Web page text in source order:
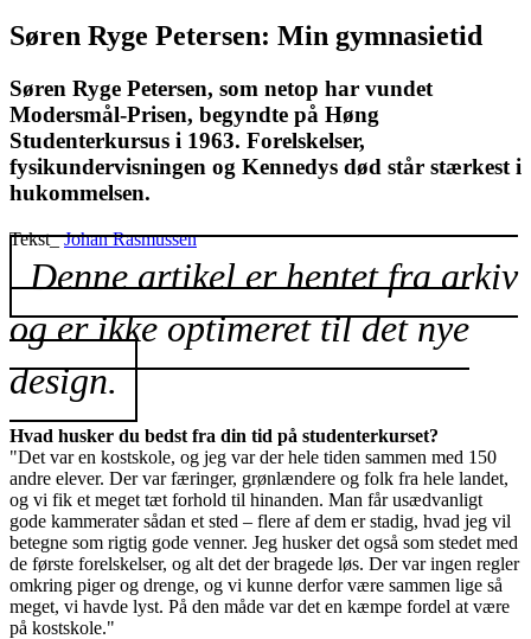
Søren Ryge Petersen: Min gymnasietid
Søren Ryge Petersen, som netop har vundet
Modersmål-Prisen, begyndte på Høng
Studenterkursus i 1963. Forelskelser,
fysikundervisningen og Kennedys død står stærkest i
hukommelsen.
Tekst_Johan Rasmussen
Denne artikel er hentet fra arkiv
og er ikke optimeret til det nye
design.
Hvad husker du bedst fra din tid på studenterkurset?
"Det var en kostskole, og jeg var der hele tiden sammen med 150
andre elever. Der var færinger, grønlændere og folk fra hele landet,
og vi fik et meget tæt forhold til hinanden. Man får usædvanligt
gode kammerater sådan et sted – flere af dem er stadig, hvad jeg vil
betegne som rigtig gode venner. Jeg husker det også som stedet med
de første forelskelser, og alt det der bragede løs. Der var ingen regler
omkring piger og drenge, og vi kunne derfor være sammen lige så
meget, vi havde lyst. På den måde var det en kæmpe fordel at være
på kostskole."